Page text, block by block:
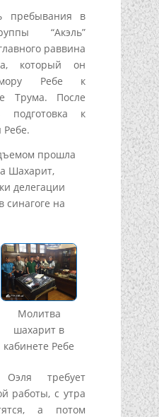
пребывания в
“Акэль”
раввина
который он
Ребе к
Трума. После
подготовка к
прошла
Шахарит,
делегации
синагоге на
Молитва
шахарит в
кабинете Ребе
Оэля требует
работы, с утра
а потом